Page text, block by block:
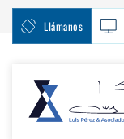
Llámanos